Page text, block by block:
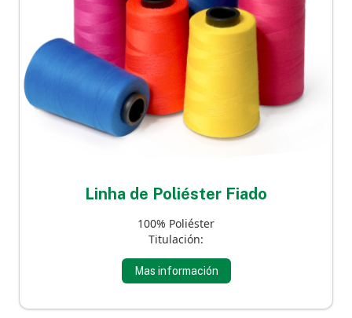
Linha de Poliéster Fiado
100% Poliéster
Titulación:
Mas información